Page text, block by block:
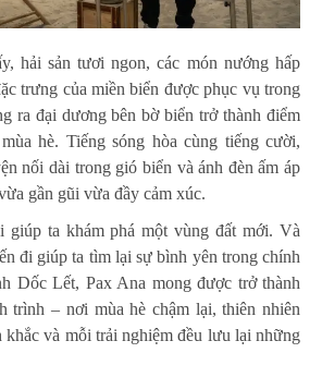
hải sản tươi ngon, các món nướng hấp
trưng của miền biển được phục vụ trong
ra đại dương bên bờ biển trở thành điểm
hè. Tiếng sóng hòa cùng tiếng cười,
nối dài trong gió biển và ánh đèn ấm áp
gần gũi vừa đầy cảm xúc.
giúp ta khám phá một vùng đất mới. Và
đi giúp ta tìm lại sự bình yên trong chính
Dốc Lết, Pax Ana mong được trở thành
trình – nơi mùa hè chậm lại, thiên nhiên
khắc và mỗi trải nghiệm đều lưu lại những